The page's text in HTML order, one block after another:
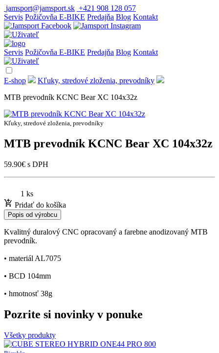
jamsport@jamsport.sk +421 908 128 057
Servis Požičovňa E-BIKE Predajňa Blog Kontakt
Servis Požičovňa E-BIKE Predajňa Blog Kontakt
E-shop
Kľuky, stredové zloženia, prevodníky
MTB prevodník KCNC Bear XC 104x32z
Kľuky, stredové zloženia, prevodníky
MTB prevodník KCNC Bear XC 104x32z
59.90€ s DPH
1 ks
Pridať do košíka
Popis od výrobcu
Kvalitný duralový CNC opracovaný a farebne anodizovaný MTB
prevodník.
• materiál AL7075
• BCD 104mm
• hmotnosť 38g
Pozrite si novinky v ponuke
Všetky produkty